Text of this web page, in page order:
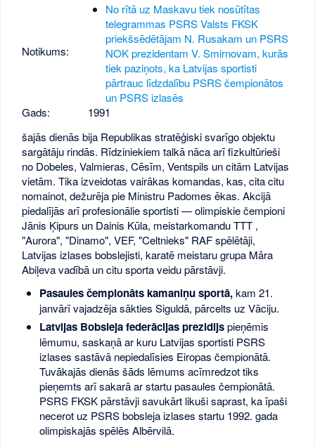
Notikums:
No rītā uz Maskavu tiek nosūtītas
telegrammas PSRS Valsts FKSK
priekšsēdētājam N. Rusakam un PSRS
NOK prezidentam V. Smirnovam, kurās
tiek paziņots, ka Latvijas sportisti
pārtrauc līdzdalību PSRS čempionātos
un PSRS izlasēs
Gads:
1991
šajās dienās bija Republikas stratēģiski svarīgo objektu
sargātāju rindās. Rīdziniekiem talkā nāca arī fizkultūrieši
no Dobeles, Valmieras, Cēsīm, Ventspils un citām Latvijas
vietām. Tika izveidotas vairākas komandas, kas, cita citu
nomainot, dežurēja pie Ministru Padomes ēkas. Akcijā
piedalījās arī profesionālie sportisti — olimpiskie čempioni
Jānis Ķipurs un Dainis Kūla, meistarkomandu TTT ,
"Aurora", "Dinamo", VEF, "Celtnieks" RAF spēlētāji,
Latvijas izlases bobslejisti, karatē meistaru grupa Māra
Abiļeva vadībā un citu sporta veidu pārstāvji.
Pasaules čempionāts kamaniņu sportā,kam 21.
janvārī vajadzēja sākties Siguldā, pārcelts uz Vāciju.
Latvijas Bobsleja federācijas prezidijspieņēmis
lēmumu, saskaņā ar kuru Latvijas sportisti PSRS
izlases sastāvā nepiedalīsies Eiropas čempionātā.
Tuvākajās dienās šāds lēmums acīmredzot tiks
pieņemts arī sakarā ar startu pasaules čempionātā.
PSRS FKSK pārstāvji savukārt likuši saprast, ka īpaši
necerot uz PSRS bobsleja izlases startu 1992. gada
olimpiskajās spēlēs Albērvilā.